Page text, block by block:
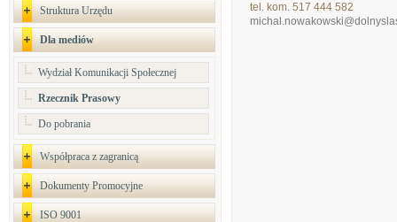
Struktura Urzędu
Dla mediów
Wydział Komunikacji Społecznej
Rzecznik Prasowy
Do pobrania
Współpraca z zagranicą
Dokumenty Promocyjne
ISO 9001
tel. kom. 517 444 582